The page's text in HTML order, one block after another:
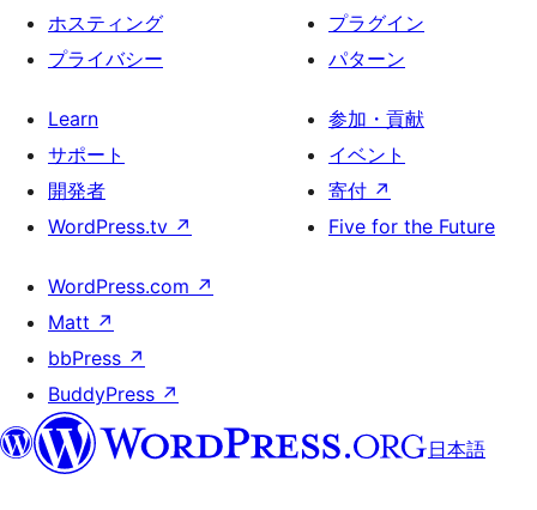
ホスティング
プライバシー
プラグイン
パターン
Learn
サポート
開発者
WordPress.tv ↗
参加・貢献
イベント
寄付 ↗
Five for the Future
WordPress.com ↗
Matt ↗
bbPress ↗
BuddyPress ↗
日本語